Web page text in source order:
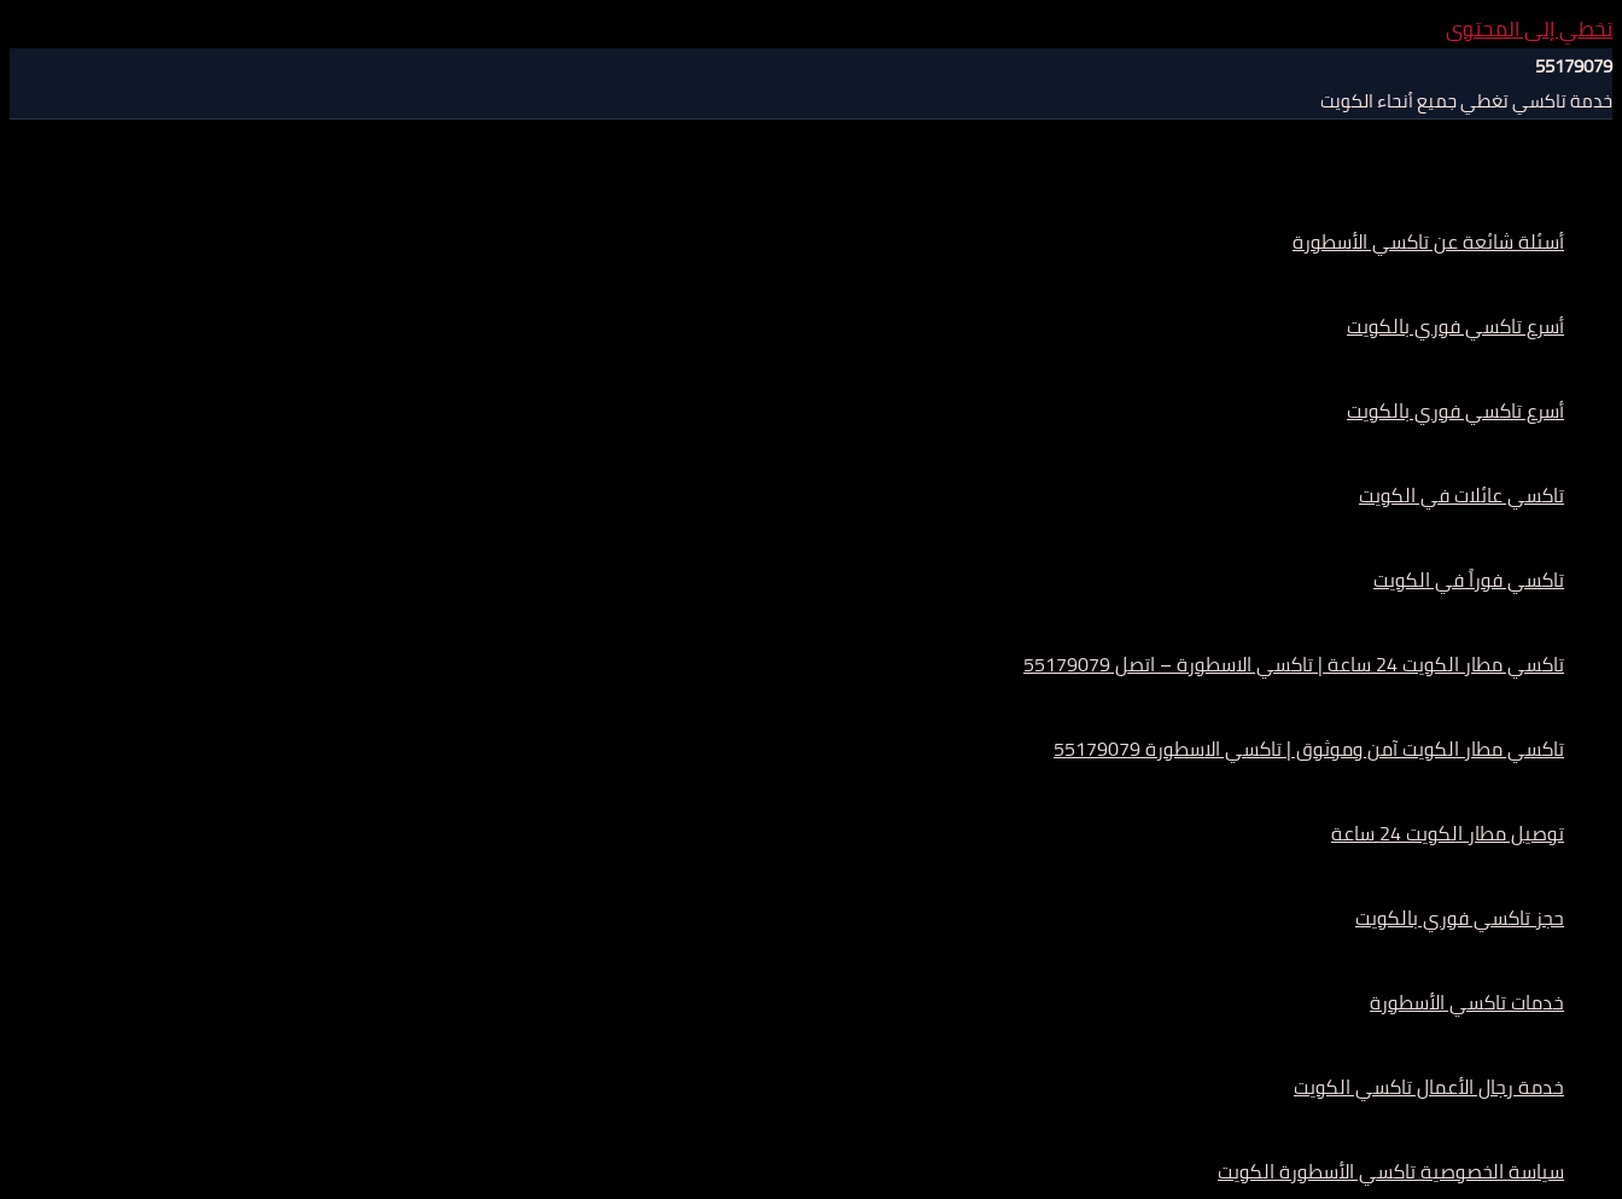
تخطي إلى المحتوى
55179079
خدمة تاكسي تغطي جميع أنحاء الكويت
أسئلة شائعة عن تاكسي الأسطورة
أسرع تاكسي فوري بالكويت
أسرع تاكسي فوري بالكويت
تاكسي عائلات في الكويت
تاكسي فوراً في الكويت
تاكسي مطار الكويت 24 ساعة | تاكسي الاسطورة – اتصل 55179079
تاكسي مطار الكويت آمن وموثوق | تاكسي الاسطورة 55179079
توصيل مطار الكويت 24 ساعة
حجز تاكسي فوري بالكويت
خدمات تاكسي الأسطورة
خدمة رجال الأعمال تاكسي الكويت
سياسة الخصوصية تاكسي الأسطورة الكويت